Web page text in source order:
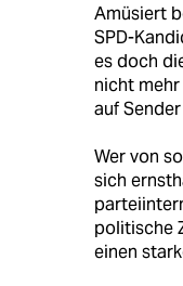
Amüsiert
SPD-
es doch
nicht
auf
Wer von
sich
politische
einen